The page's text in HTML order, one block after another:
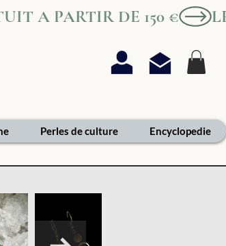
A PARTIR DE 150 €
Perles de culture Encyclopedie